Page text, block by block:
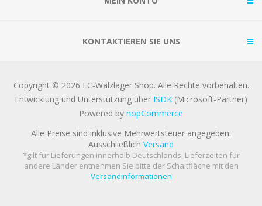
KONTAKTIEREN SIE UNS
Copyright © 2026 LC-Wälzlager Shop. Alle Rechte vorbehalten.
Entwicklung und Unterstützung über ISDK (Microsoft-Partner)
Powered by nopCommerce
Alle Preise sind inklusive Mehrwertsteuer angegeben.
Ausschließlich Versand
*gilt für Lieferungen innerhalb Deutschlands, Lieferzeiten für
andere Länder entnehmen Sie bitte der Schaltfläche mit den
Versandinformationen